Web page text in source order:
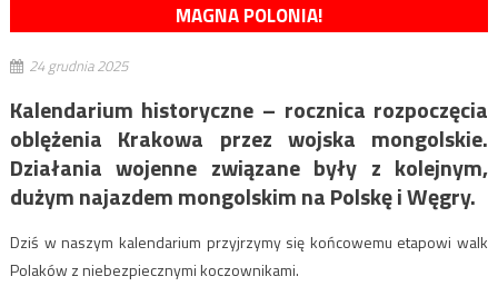
MAGNA POLONIA!
24 grudnia 2025
Kalendarium historyczne – rocznica rozpoczęcia
oblężenia Krakowa przez wojska mongolskie.
Działania wojenne związane były z kolejnym,
dużym najazdem mongolskim na Polskę i Węgry.
Dziś w naszym kalendarium przyjrzymy się końcowemu etapowi walk
Polaków z niebezpiecznymi koczownikami.